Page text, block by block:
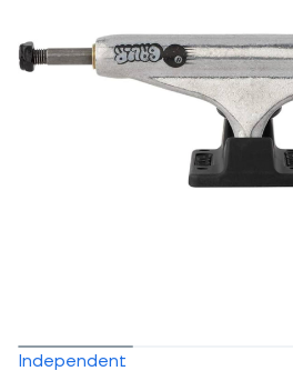
Independent